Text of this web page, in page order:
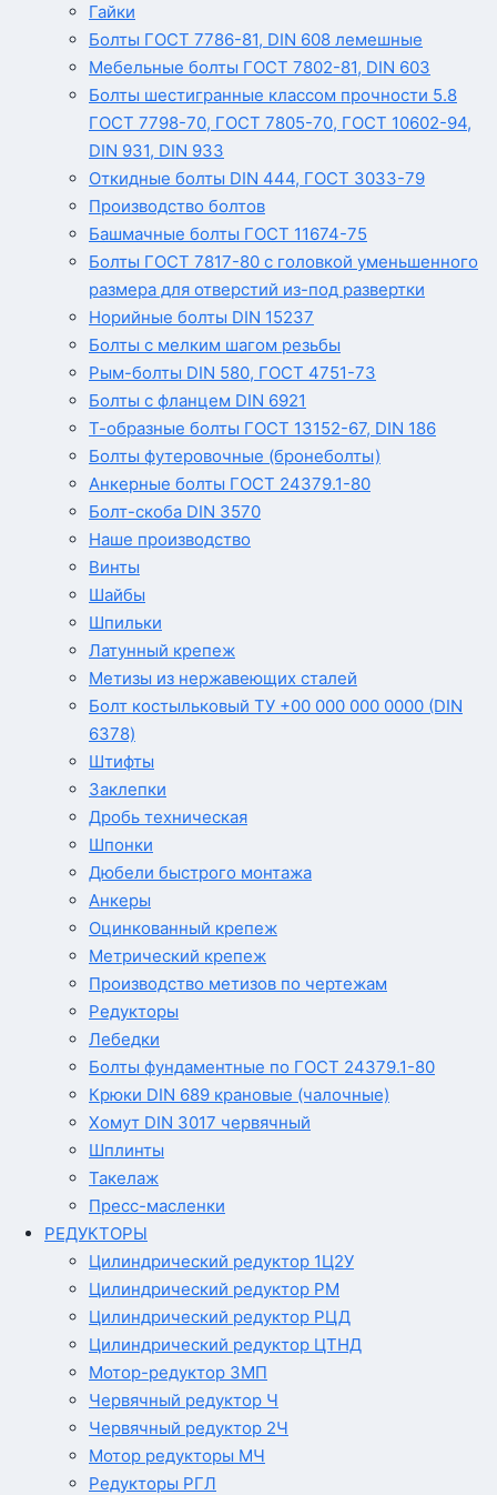
Гайки
Болты ГОСТ 7786-81, DIN 608 лемешные
Мебельные болты ГОСТ 7802-81, DIN 603
Болты шестигранные классом прочности 5.8
ГОСТ 7798-70, ГОСТ 7805-70, ГОСТ 10602-94,
DIN 931, DIN 933
Откидные болты DIN 444, ГОСТ 3033-79
Производство болтов
Башмачные болты ГОСТ 11674-75
Болты ГОСТ 7817-80 с головкой уменьшенного
размера для отверстий из-под развертки
Норийные болты DIN 15237
Болты с мелким шагом резьбы
Рым-болты DIN 580, ГОСТ 4751-73
Болты с фланцем DIN 6921
Т-образные болты ГОСТ 13152-67, DIN 186
Болты футеровочные (бронеболты)
Анкерные болты ГОСТ 24379.1-80
Болт-скоба DIN 3570
Наше производство
Винты
Шайбы
Шпильки
Латунный крепеж
Метизы из нержавеющих сталей
Болт костыльковый ТУ +00 000 000 0000 (DIN
6378)
Штифты
Заклепки
Дробь техническая
Шпонки
Дюбели быстрого монтажа
Анкеры
Оцинкованный крепеж
Метрический крепеж
Производство метизов по чертежам
Редукторы
Лебедки
Болты фундаментные по ГОСТ 24379.1-80
Крюки DIN 689 крановые (чалочные)
Хомут DIN 3017 червячный
Шплинты
Такелаж
Пресс-масленки
РЕДУКТОРЫ
Цилиндрический редуктор 1Ц2У
Цилиндрический редуктор РМ
Цилиндрический редуктор РЦД
Цилиндрический редуктор ЦТНД
Мотор-редуктор 3МП
Червячный редуктор Ч
Червячный редуктор 2Ч
Мотор редукторы МЧ
Редукторы РГЛ